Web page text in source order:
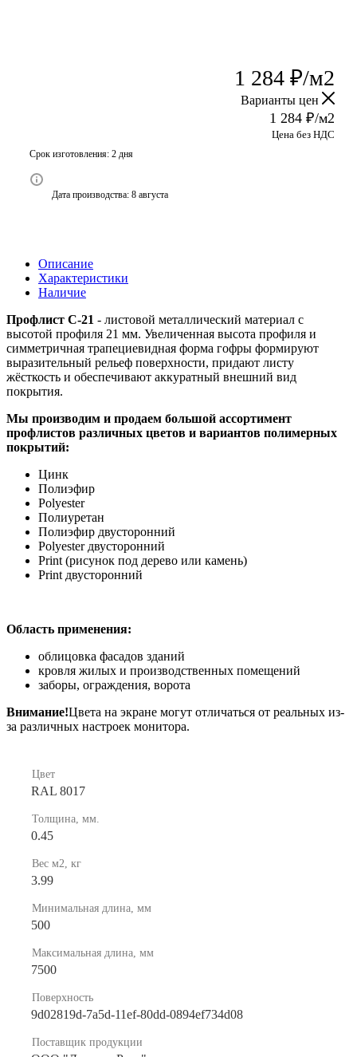
1 284 ₽/м2
Варианты цен
1 284 ₽/м2
Цена без НДС
Срок изготовления: 2 дня
Дата производства: 8 августа
Описание
Характеристики
Наличие
Профлист С-21 - листовой металлический материал с
высотой профиля 21 мм. Увеличенная высота профиля и
симметричная трапециевидная форма гофры формируют
выразительный рельеф поверхности, придают листу
жёсткость и обеспечивают аккуратный внешний вид
покрытия.
Мы производим и продаем большой ассортимент
профлистов различных цветов и вариантов полимерных
покрытий:
Цинк
Полиэфир
Polyester
Полиуретан
Полиэфир двусторонний
Polyester двусторонний
Print (рисунок под дерево или камень)
Print двусторонний
Область применения:
облицовка фасадов зданий
кровля жилых и производственных помещений
заборы, ограждения, ворота
Внимание!Цвета на экране могут отличаться от реальных из-
за различных настроек монитора.
Цвет
RAL 8017
Толщина, мм.
0.45
Вес м2, кг
3.99
Минимальная длина, мм
500
Максимальная длина, мм
7500
Поверхность
9d02819d-7a5d-11ef-80dd-0894ef734d08
Поставщик продукции